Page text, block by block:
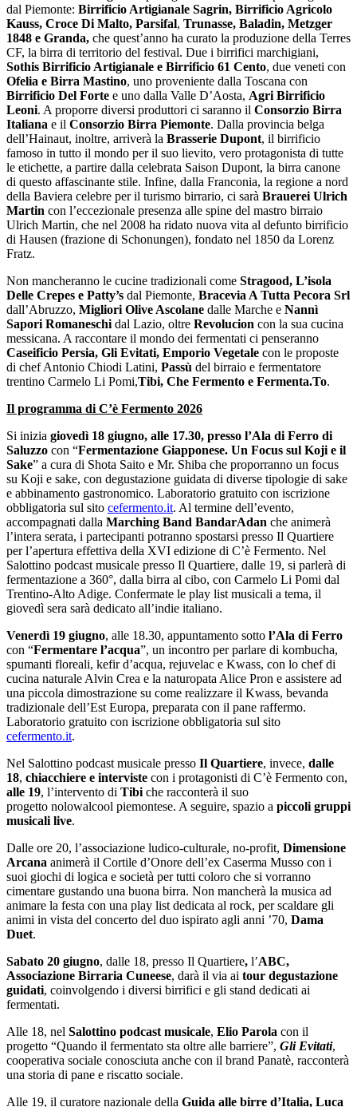
dal Piemonte: Birrificio Artigianale Sagrin, Birrificio Agricolo
Kauss, Croce Di Malto, Parsifal, Trunasse, Baladin, Metzger
1848 e Granda, che quest’anno ha curato la produzione della Terres
CF, la birra di territorio del festival. Due i birrifici marchigiani,
Sothis Birrificio Artigianale e Birrificio 61 Cento, due veneti con
Ofelia e Birra Mastino, uno proveniente dalla Toscana con
Birrificio Del Forte e uno dalla Valle D’Aosta, Agri Birrificio
Leoni. A proporre diversi produttori ci saranno il Consorzio Birra
Italiana e il Consorzio Birra Piemonte. Dalla provincia belga
dell’Hainaut, inoltre, arriverà la Brasserie Dupont, il birrificio
famoso in tutto il mondo per il suo lievito, vero protagonista di tutte
le etichette, a partire dalla celebrata Saison Dupont, la birra canone
di questo affascinante stile. Infine, dalla Franconia, la regione a nord
della Baviera celebre per il turismo birrario, ci sarà Brauerei Ulrich
Martin con l’eccezionale presenza alle spine del mastro birraio
Ulrich Martin, che nel 2008 ha ridato nuova vita al defunto birrificio
di Hausen (frazione di Schonungen), fondato nel 1850 da Lorenz
Fratz.
Non mancheranno le cucine tradizionali come Stragood, L’isola
Delle Crepes e Patty’s dal Piemonte, Bracevia A Tutta Pecora Srl
dall’Abruzzo, Migliori Olive Ascolane dalle Marche e Nannì
Sapori Romaneschi dal Lazio, oltre Revolucion con la sua cucina
messicana. A raccontare il mondo dei fermentati ci penseranno
Caseificio Persia, Gli Evitati, Emporio Vegetale con le proposte
di chef Antonio Chiodi Latini, Passù del birraio e fermentatore
trentino Carmelo Li Pomi,Tibi, Che Fermento e Fermenta.To.
Il programma di C’è Fermento 2026
Si inizia giovedì 18 giugno, alle 17.30, presso l’Ala di Ferro di
Saluzzo con “Fermentazione Giapponese. Un Focus sul Koji e il
Sake” a cura di Shota Saito e Mr. Shiba che proporranno un focus
su Koji e sake, con degustazione guidata di diverse tipologie di sake
e abbinamento gastronomico. Laboratorio gratuito con iscrizione
obbligatoria sul sito cefermento.it. Al termine dell’evento,
accompagnati dalla Marching Band BandarAdan che animerà
l’intera serata, i partecipanti potranno spostarsi presso Il Quartiere
per l’apertura effettiva della XVI edizione di C’è Fermento. Nel
Salottino podcast musicale presso Il Quartiere, dalle 19, si parlerà di
fermentazione a 360°, dalla birra al cibo, con Carmelo Li Pomi dal
Trentino-Alto Adige. Confermate le play list musicali a tema, il
giovedì sera sarà dedicato all’indie italiano.
Venerdì 19 giugno, alle 18.30, appuntamento sotto l’Ala di Ferro
con “Fermentare l’acqua”, un incontro per parlare di kombucha,
spumanti floreali, kefir d’acqua, rejuvelac e Kwass, con lo chef di
cucina naturale Alvin Crea e la naturopata Alice Pron e assistere ad
una piccola dimostrazione su come realizzare il Kwass, bevanda
tradizionale dell’Est Europa, preparata con il pane raffermo.
Laboratorio gratuito con iscrizione obbligatoria sul sito
cefermento.it.
Nel Salottino podcast musicale presso Il Quartiere, invece, dalle
18, chiacchiere e interviste con i protagonisti di C’è Fermento con,
alle 19, l’intervento di Tibi che racconterà il suo
progetto nolowalcool piemontese. A seguire, spazio a piccoli gruppi
musicali live.
Dalle ore 20, l’associazione ludico-culturale, no-profit, Dimensione
Arcana animerà il Cortile d’Onore dell’ex Caserma Musso con i
suoi giochi di logica e società per tutti coloro che si vorranno
cimentare gustando una buona birra. Non mancherà la musica ad
animare la festa con una play list dedicata al rock, per scaldare gli
animi in vista del concerto del duo ispirato agli anni ’70, Dama
Duet.
Sabato 20 giugno, dalle 18, presso Il Quartiere, l’ABC,
Associazione Birraria Cuneese, darà il via ai tour degustazione
guidati, coinvolgendo i diversi birrifici e gli stand dedicati ai
fermentati.
Alle 18, nel Salottino podcast musicale, Elio Parola con il
progetto “Quando il fermentato sta oltre alle barriere”, Gli Evitati,
cooperativa sociale conosciuta anche con il brand Panatè, racconterà
una storia di pane e riscatto sociale.
Alle 19, il curatore nazionale della Guida alle birre d’Italia, Luca